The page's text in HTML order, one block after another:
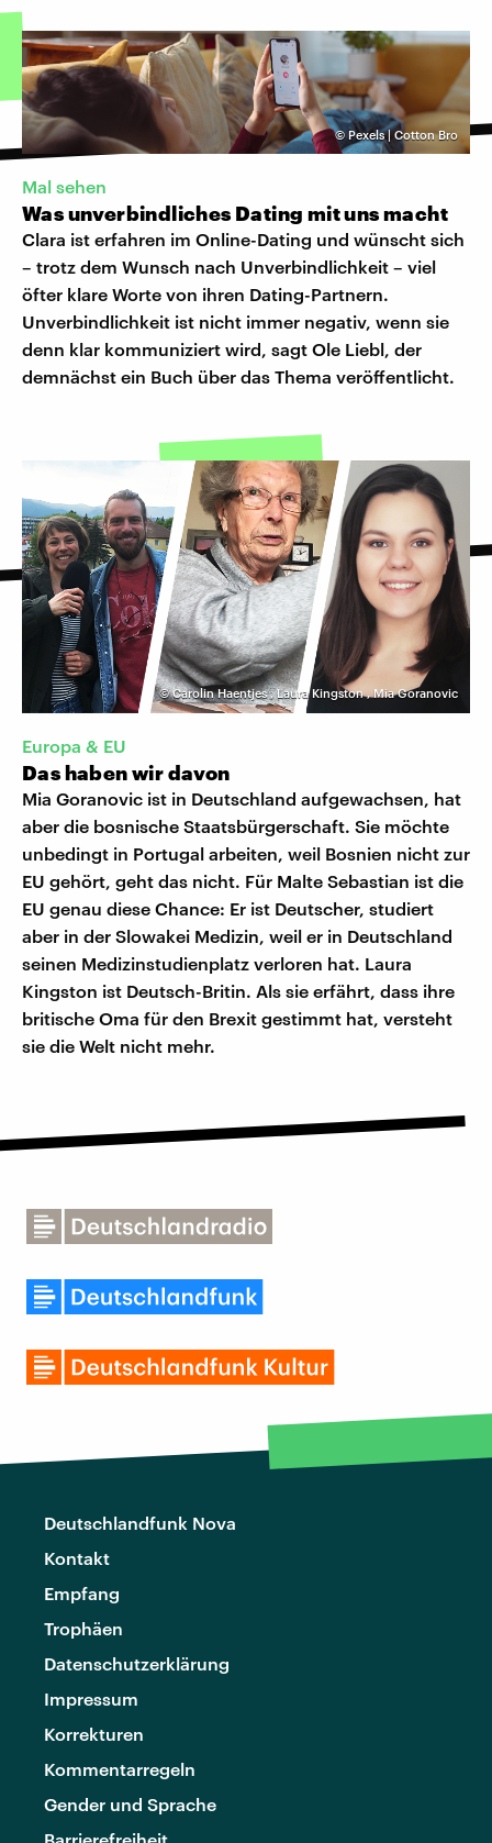
©Pexels | Cotton Bro
Mal sehen
Was unverbindliches Dating mit uns macht
Clara ist erfahren im Online-Dating und wünscht sich
– trotz dem Wunsch nach Unverbindlichkeit – viel
öfter klare Worte von ihren Dating-Partnern.
Unverbindlichkeit ist nicht immer negativ, wenn sie
denn klar kommuniziert wird, sagt Ole Liebl, der
demnächst ein Buch über das Thema veröffentlicht.
©Carolin Haentjes,Laura Kingston, Mia Goranovic
Europa & EU
Das haben wir davon
Mia Goranovic ist in Deutschland aufgewachsen, hat
aber die bosnische Staatsbürgerschaft. Sie möchte
unbedingt in Portugal arbeiten, weil Bosnien nicht zur
EU gehört, geht das nicht. Für Malte Sebastian ist die
EU genau diese Chance: Er ist Deutscher, studiert
aber in der Slowakei Medizin, weil er in Deutschland
seinen Medizinstudienplatz verloren hat. Laura
Kingston ist Deutsch-Britin. Als sie erfährt, dass ihre
britische Oma für den Brexit gestimmt hat, versteht
sie die Welt nicht mehr.
Deutschlandfunk Nova
Kontakt
Empfang
Trophäen
Datenschutzerklärung
Impressum
Korrekturen
Kommentarregeln
Gender und Sprache
Barrierefreiheit